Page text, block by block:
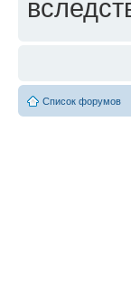
Список форумов